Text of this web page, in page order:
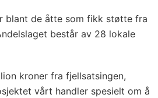
blant de åtte som fikk støtte fra
består av 28 lokale
kroner fra fjellsatsingen,
vårt handler spesielt om å